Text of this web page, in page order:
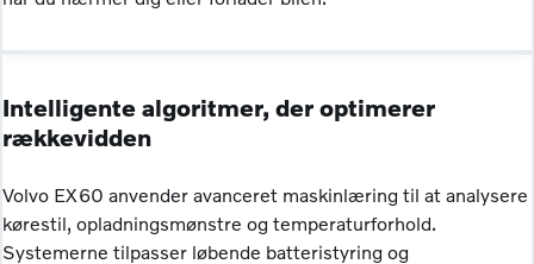
Intelligente algoritmer, der optimerer
rækkevidden
Volvo EX60 anvender avanceret maskinlæring til at analysere
kørestil, opladningsmønstre og temperaturforhold.
Systemerne tilpasser løbende batteristyring og